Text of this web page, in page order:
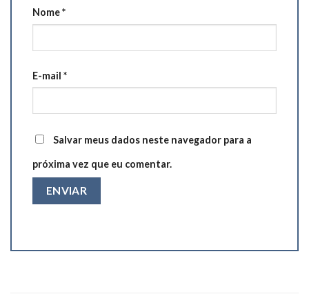
Nome*
E-mail *
Salvar meus dados neste navegador para a
próxima vez que eu comentar.